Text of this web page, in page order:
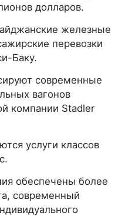
долларов.
железные
перевозки
Баку.
современные
вагонов
компании Stadler
услуги классов
обеспечены более
современный